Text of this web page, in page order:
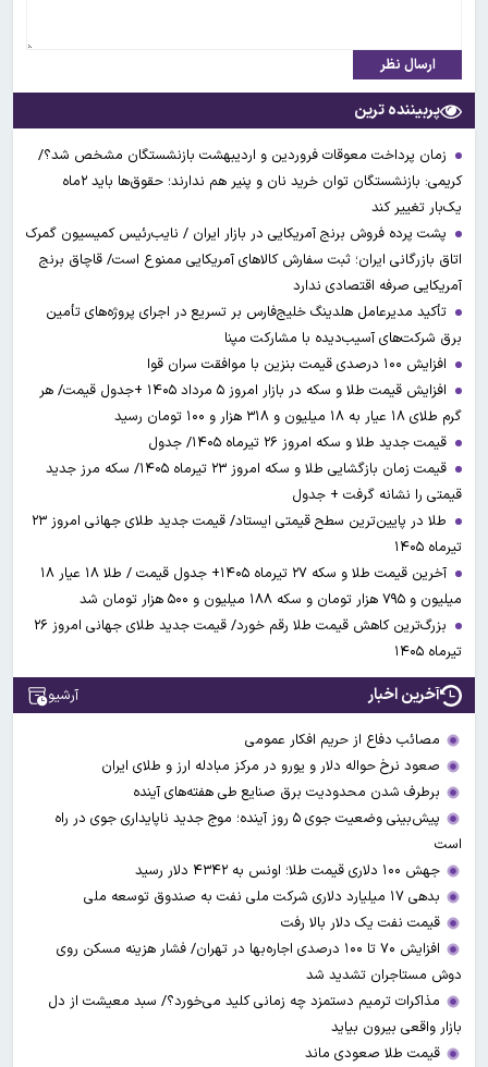
ارسال نظر
پربیننده ترین
زمان پرداخت معوقات فروردین و اردیبهشت بازنشستگان مشخص شد؟/
کریمی: بازنشستگان توان خرید نان و پنیر هم ندارند؛ حقوق‌ها باید ۲ماه
یک‌بار تغییر کند
پشت پرده فروش برنج آمریکایی در بازار ایران / نایب‌رئیس کمیسیون گمرک
اتاق بازرگانی ایران؛ ثبت سفارش کالاهای آمریکایی ممنوع است/ قاچاق برنج
آمریکایی صرفه اقتصادی ندارد
تأکید مدیرعامل هلدینگ خلیج‌فارس بر تسریع در اجرای پروژه‌های تأمین
برق شرکت‌های آسیب‌دیده با مشارکت مپنا
افزایش ۱۰۰ درصدی قیمت بنزین با موافقت سران قوا
افزایش قیمت طلا و سکه در بازار امروز ۵ مرداد ۱۴۰۵ +جدول قیمت/ هر
گرم طلای ۱۸ عیار به ۱۸ میلیون و ۳۱۸ هزار و ۱۰۰ تومان رسید
قیمت جدید طلا و سکه امروز ۲۶ تیرماه ۱۴۰۵/ جدول
قیمت زمان بازگشایی طلا و سکه امروز ۲۳ تیرماه ۱۴۰۵/ سکه مرز جدید
قیمتی را نشانه گرفت + جدول
طلا در پایین‌ترین سطح قیمتی ایستاد/ قیمت جدید طلای جهانی امروز ۲۳
تیرماه ۱۴۰۵
آخرین قیمت طلا و سکه ۲۷ تیرماه ۱۴۰۵+ جدول قیمت / طلا ۱۸ عیار ۱۸
میلیون و ۷۹۵ هزار تومان و سکه ۱۸۸ میلیون و ۵۰۰ هزار تومان شد
بزرگ‌ترین کاهش قیمت طلا رقم خورد/ قیمت جدید طلای جهانی امروز ۲۶
تیرماه ۱۴۰۵
آخرین اخبار آرشیو
مصائب دفاع از حریم افکار عمومی
صعود نرخ حواله دلار و یورو در مرکز مبادله ارز و طلای ایران
برطرف شدن محدودیت‌ برق صنایع طی هفته‌های آینده
پیش‌بینی وضعیت جوی ۵ روز آینده؛ موج جدید ناپایداری جوی در راه
است
جهش ۱۰۰ دلاری قیمت طلا؛ اونس به ۴۳۴۲ دلار رسید
بدهی ۱۷ میلیارد دلاری شرکت ملی نفت به صندوق توسعه ملی
قیمت نفت یک دلار بالا رفت
افزایش ۷۰ تا ۱۰۰ درصدی اجاره‌بها در تهران/ فشار هزینه مسکن روی
دوش مستاجران تشدید شد
مذاکرات ترمیم دستمزد چه زمانی کلید می‌خورد؟/ سبد معیشت از دل
بازار واقعی بیرون بیاید
قیمت طلا صعودی ماند